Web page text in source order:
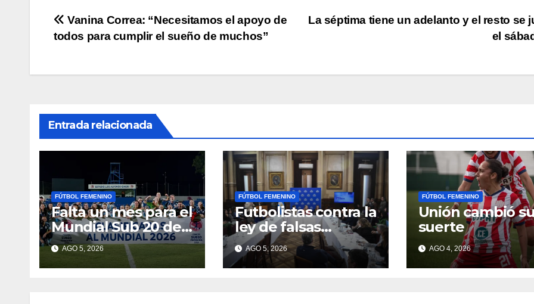
o
k
k
Navegación
entradas
La séptima tiene un adelanto y el resto se
el
Vanina Correa: “Necesitamos el apoyo de
todos para cumplir el sueño de muchos”
Entrada relacionada
FÚTBOL FEMENINO
Falta un mes para el
Mundial Sub 20 de
fútbol femenino
AGO 5, 2026
FÚTBOL FEMENINO
Futbolistas contra la
ley de falsas
denuncias: «Es un
escudo para
violentos»
AGO 5, 2026
FÚTBOL FEMENINO
Unión cambió
suerte
AGO 4, 2026